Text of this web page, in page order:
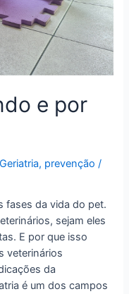
e por
Geriatria, prevenção /
fases da vida do pet.
sejam eles
E por que isso
veterinários
da
é um dos campos